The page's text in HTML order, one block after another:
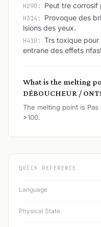
H290: Peut tre corrosif
H314: Provoque des
lsions des yeux.
H410: Trs toxique pour
entrane des effets
What is the melting
DÉBOUCHEUR /
The melting point is
>100.
QUICK REFERENCE
Language
Physical State